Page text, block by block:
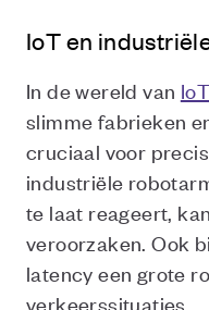
IoT en
In de wereld van
slimme fabrieken
cruciaal voor
industriële
te laat reageert,
veroorzaken. Ook
latency een grote
verkeerssituaties.